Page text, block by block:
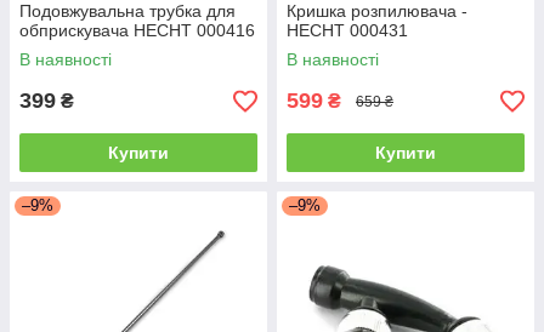
Подовжувальна трубка для
обприскувача HECHT 000416
В наявності
399 ₴
Купити
Кришка розпилювача -
HECHT 000431
В наявності
599 ₴ 659 ₴
Купити
–9% –9%